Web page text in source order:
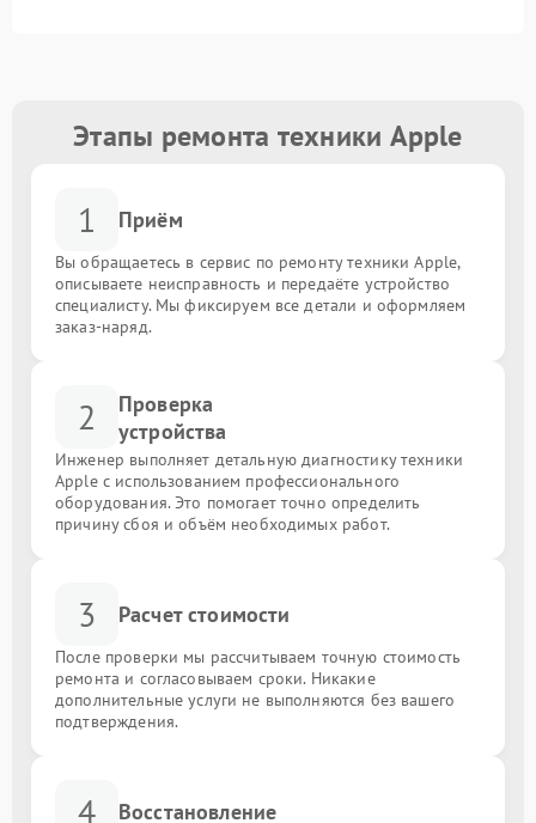
Этапы ремонта техники Apple
1 Приём
Вы обращаетесь в сервис по ремонту техники Apple,
описываете неисправность и передаёте устройство
специалисту. Мы фиксируем все детали и оформляем
заказ-наряд.
2
Проверка
устройства
Инженер выполняет детальную диагностику техники
Apple с использованием профессионального
оборудования. Это помогает точно определить
причину сбоя и объём необходимых работ.
3 Расчет стоимости
После проверки мы рассчитываем точную стоимость
ремонта и согласовываем сроки. Никакие
дополнительные услуги не выполняются без вашего
подтверждения.
4 Восстановление